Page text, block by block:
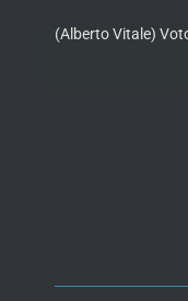
(Alberto Vitale)